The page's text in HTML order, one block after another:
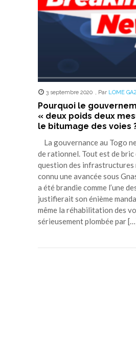
3 septembre 2020 , Par LOME
Pourquoi le
« deux poids deux
le bitumage des voies
La gouvernance au Togo
de rationnel. Tout est de bric
question des infrastructures
connu une avancée sous
a été brandie comme l’une
justifierait son énième
même la réhabilitation des
sérieusement plombée par